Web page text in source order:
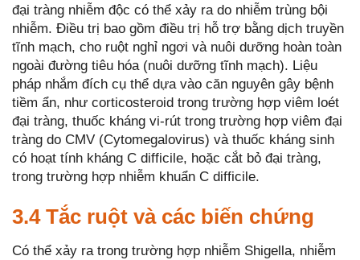
đại tràng nhiễm độc có thể xảy ra do nhiễm trùng bội
nhiễm. Điều trị bao gồm điều trị hỗ trợ bằng dịch truyền
tĩnh mạch, cho ruột nghỉ ngơi và nuôi dưỡng hoàn toàn
ngoài đường tiêu hóa (nuôi dưỡng tĩnh mạch). Liệu
pháp nhắm đích cụ thể dựa vào căn nguyên gây bệnh
tiềm ẩn, như corticosteroid trong trường hợp viêm loét
đại tràng, thuốc kháng vi-rút trong trường hợp viêm đại
tràng do CMV (Cytomegalovirus) và thuốc kháng sinh
có hoạt tính kháng C difficile, hoặc cắt bỏ đại tràng,
trong trường hợp nhiễm khuẩn C difficile.
3.4 Tắc ruột và các biến chứng
Có thể xảy ra trong trường hợp nhiễm Shigella, nhiễm